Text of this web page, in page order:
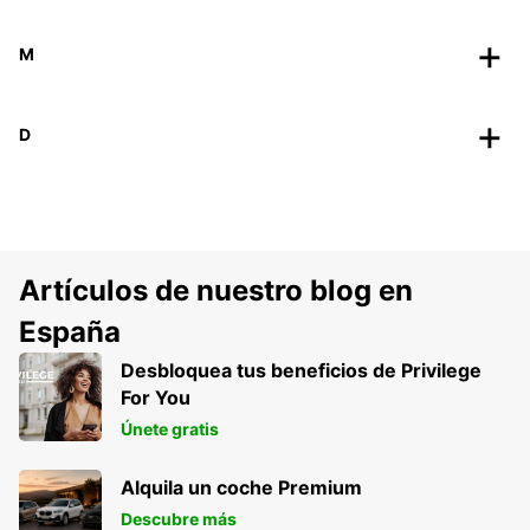
M
D
Artículos de nuestro blog en
España
Desbloquea tus beneficios de Privilege
For You
Únete gratis
Alquila un coche Premium
Descubre más